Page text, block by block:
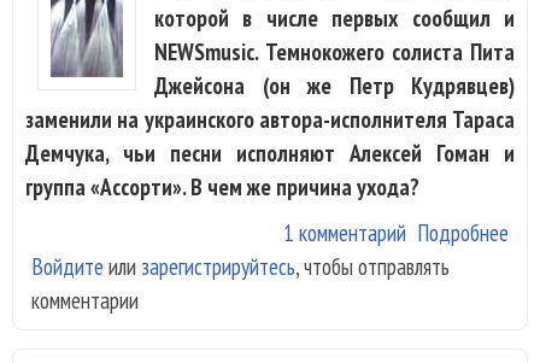
которой в числе первых сообщил и
NEWSmusic. Темнокожего солиста Пита
Джейсона (он же Петр Кудрявцев)
заменили на украинского автора-исполнителя Тараса
Демчука, чьи песни исполняют Алексей Гоман и
группа «Ассорти». В чем же причина ухода?
Подробнее
1 комментарий
Войдите или зарегистрируйтесь, чтобы отправлять
комментарии